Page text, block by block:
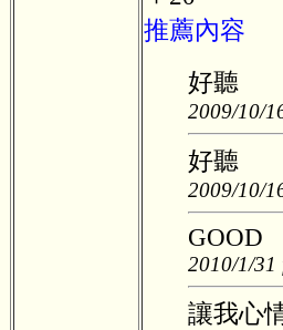
推薦內容
好聽
2009/10/
好聽
2009/10/
GOOD
2010/1/31
讓我心